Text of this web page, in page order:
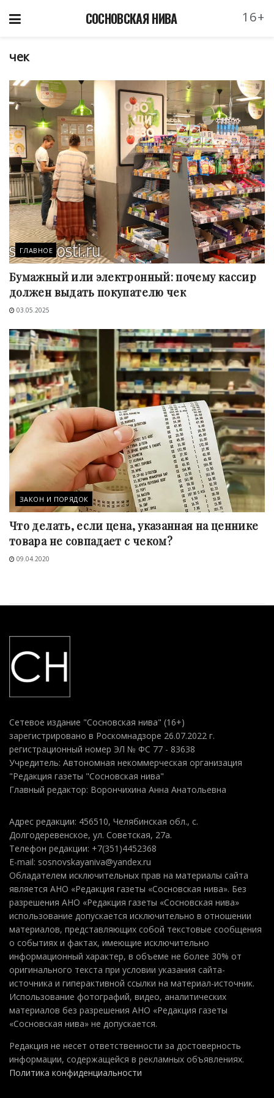
СОСНОВСКАЯ НИВА 16+
чек
ГЛАВНОЕ
Бумажный или электронный: почему кассир
должен выдать покупателю чек
03.05.2025
ЗАКОН И ПОРЯДОК
Что делать, если цена, указанная на ценнике
товара не совпадает с чеком?
09.04.2020
Сетевое издание "Сосновская нива" (16+)
зарегистрировано в Роскомнадзоре 26.07.2022 г.
регистрационный номер ЭЛ № ФС 77 - 83638
Учредитель: Автономная некоммерческая организация
"Редакция газеты "Сосновская нива"
Главный редактор: Ворончихина Анна Анатольевна
Адрес редакции: 456510, Челябинская обл., с.
Долгодеревенское, ул. Советская, 27а.
Телефон редакции: +7(351)4452368
E-mail: sosnovskayaniva@yandex.ru
Обладателем исключительных прав на материалы сайта
является АНО «Редакция газеты «Сосновская нива». Без
разрешения АНО «Редакция газеты «Сосновская нива»
использование допускается исключительно в отношении
материалов, представляющих собой текстовые сообщения
о событиях и фактах, имеющие исключительно
информационный характер, в объеме не более 30% от
оригинального текста при условии указания сайта-
источника и гиперактивной ссылки на материал-источник.
Использование фотографий, видео, аналитических
материалов без разрешения АНО «Редакция газеты
«Сосновская нива» не допускается.
Редакция не несет ответственности за достоверность
информации, содержащейся в рекламных объявлениях.
Политика конфиденциальности